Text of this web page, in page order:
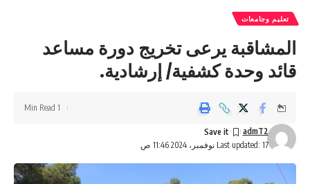
تعليم وجامعات
المشاقبة يرعى تخريج دورة مساعد
قائد وحدة كشفية/ إرشادية.
Last updated: 17 نوفمبر، 2024 11:46 ص
admT2
1 Min Read